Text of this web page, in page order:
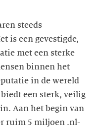
steeds
is een gevestigde,
met een sterke
binnen het
in de wereld
biedt een sterk, veilig
Aan het begin van
ruim 5 miljoen .nl-